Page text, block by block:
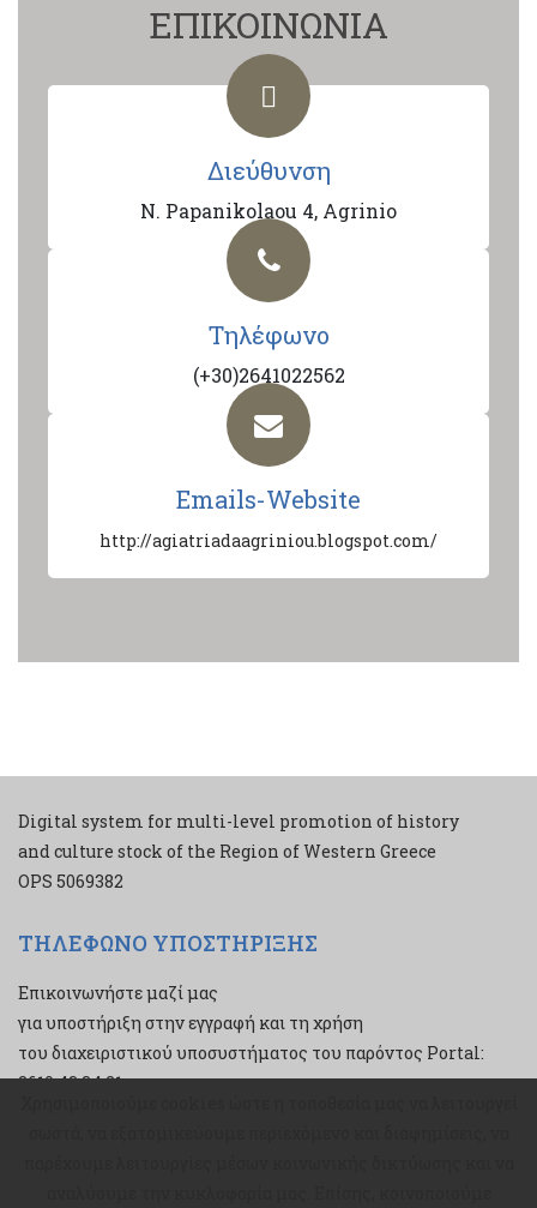
ΕΠΙΚΟΙΝΩΝΙΑ
Διεύθυνση
N. Papanikolaou 4, Agrinio
Τηλέφωνο
(+30)2641022562
Emails-Website
http://agiatriadaagriniou.blogspot.com/
Digital system for multi-level promotion of history
and culture stock of the Region of Western Greece
ΟPS 5069382
ΤΗΛΕΦΩΝΟ ΥΠΟΣΤΗΡΙΞΗΣ
Επικοινωνήστε μαζί μας
για υποστήριξη στην εγγραφή και τη χρήση
του διαχειριστικού υποσυστήματος του παρόντος Portal:
2610 43 34 21